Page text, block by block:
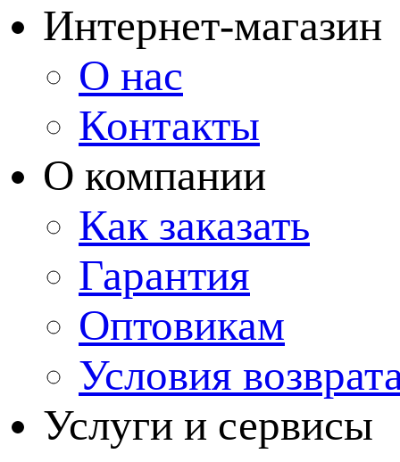
Интернет-магазин
О нас
Контакты
О компании
Как заказать
Гарантия
Оптовикам
Условия
Услуги и сервисы